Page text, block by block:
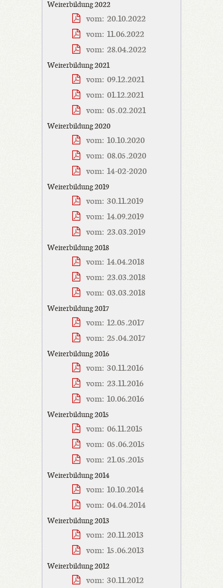
Weiterbildung 2022
vom: 20.10.2022
vom: 11.06.2022
vom: 28.04.2022
Weiterbildung 2021
vom: 09.12.2021
vom: 01.12.2021
vom: 05.02.2021
Weiterbildung 2020
vom: 10.10.2020
vom: 08.05.2020
vom: 14-02-2020
Weiterbildung 2019
vom: 30.11.2019
vom: 14.09.2019
vom: 23.03.2019
Weiterbildung 2018
vom: 14.04.2018
vom: 23.03.2018
vom: 03.03.2018
Weiterbildung 2017
vom: 12.05.2017
vom: 25.04.2017
Weiterbildung 2016
vom: 30.11.2016
vom: 23.11.2016
vom: 10.06.2016
Weiterbildung 2015
vom: 06.11.2015
vom: 05.06.2015
vom: 21.05.2015
Weiterbildung 2014
vom: 10.10.2014
vom: 04.04.2014
Weiterbildung 2013
vom: 20.11.2013
vom: 15.06.2013
Weiterbildung 2012
vom: 30.11.2012